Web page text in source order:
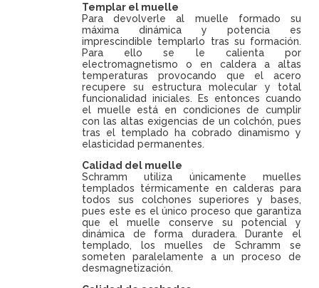
Templar el muelle
Para devolverle al muelle formado su
máxima dinámica y potencia es
imprescindible templarlo tras su formación.
Para ello se le calienta por
electromagnetismo o en caldera a altas
temperaturas provocando que el acero
recupere su estructura molecular y total
funcionalidad iniciales. Es entonces cuando
el muelle está en condiciones de cumplir
con las altas exigencias de un colchón, pues
tras el templado ha cobrado dinamismo y
elasticidad permanentes.
Calidad del muelle
Schramm utiliza únicamente muelles
templados térmicamente en calderas para
todos sus colchones superiores y bases,
pues este es el único proceso que garantiza
que el muelle conserve su potencial y
dinámica de forma duradera. Durante el
templado, los muelles de Schramm se
someten paralelamente a un proceso de
desmagnetización.